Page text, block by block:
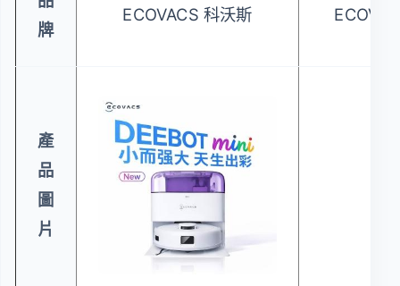
牌
ECOVACS 科沃斯
產
品
圖
片